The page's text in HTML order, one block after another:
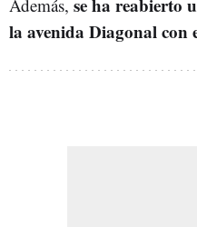
Además, se ha reabierto
la avenida Diagonal con